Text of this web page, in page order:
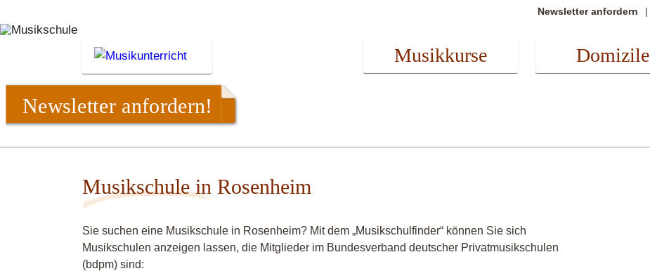
Newsletter anfordern
Musikkurse Domizile
Newsletter anfordern!
Musikschule in Rosenheim
Sie suchen eine Musikschule in Rosenheim? Mit dem „Musikschulfinder“ können Sie sich
Musikschulen anzeigen lassen, die Mitglieder im Bundesverband deutscher Privatmusikschulen
(bdpm) sind: